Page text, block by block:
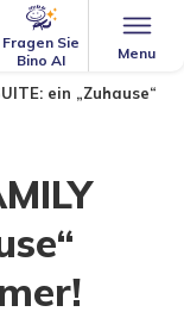
Menu
Fragen Sie
Bino AI
ein „Zuhause“